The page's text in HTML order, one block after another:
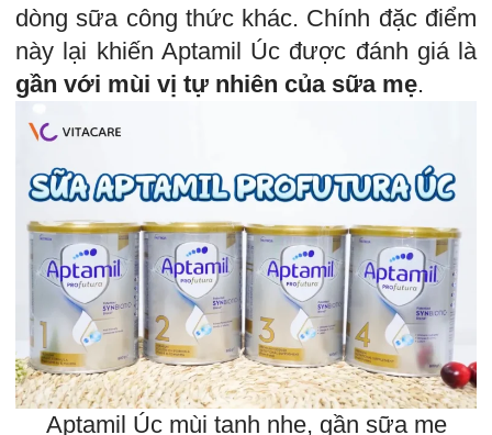
dòng sữa công thức khác. Chính đặc điểm
này lại khiến Aptamil Úc được đánh giá là
gần với mùi vị tự nhiên của sữa mẹ.
Aptamil Úc mùi tanh nhẹ, gần sữa mẹ